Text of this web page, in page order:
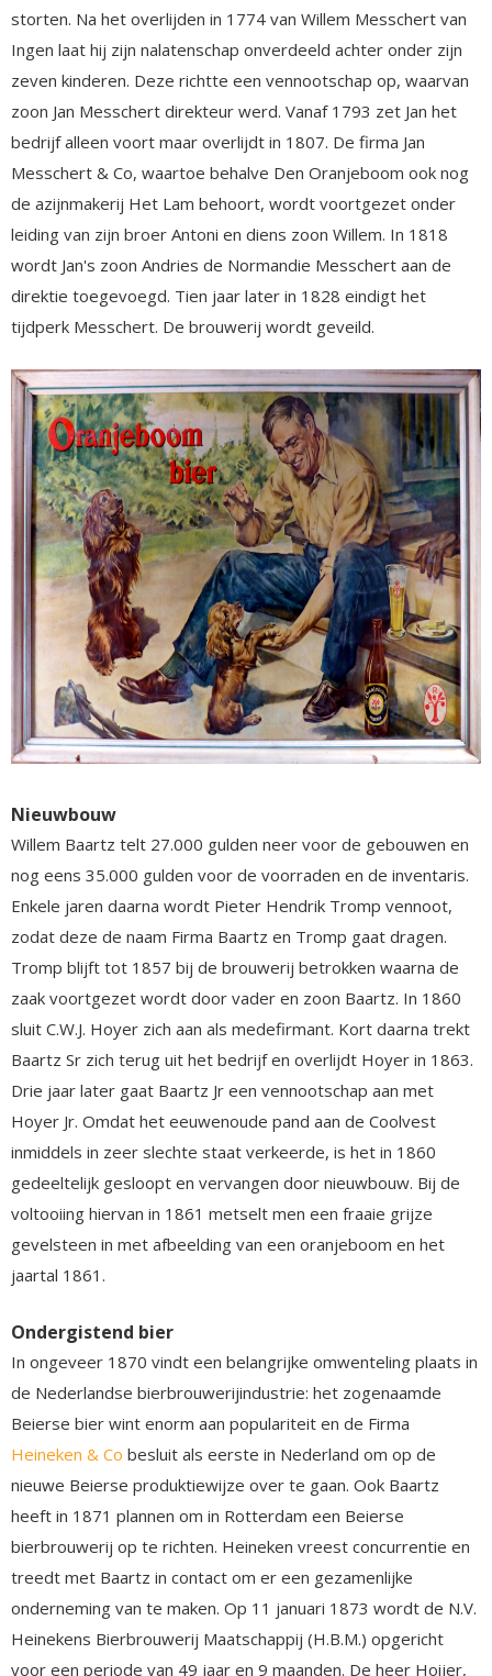
storten. Na het overlijden in 1774 van Willem Messchert van
Ingen laat hij zijn nalatenschap onverdeeld achter onder zijn
zeven kinderen. Deze richtte een vennootschap op, waarvan
zoon Jan Messchert direkteur werd. Vanaf 1793 zet Jan het
bedrijf alleen voort maar overlijdt in 1807. De firma Jan
Messchert & Co, waartoe behalve Den Oranjeboom ook nog
de azijnmakerij Het Lam behoort, wordt voortgezet onder
leiding van zijn broer Antoni en diens zoon Willem. In 1818
wordt Jan's zoon Andries de Normandie Messchert aan de
direktie toegevoegd. Tien jaar later in 1828 eindigt het
tijdperk Messchert. De brouwerij wordt geveild.
Nieuwbouw
Willem Baartz telt 27.000 gulden neer voor de gebouwen en
nog eens 35.000 gulden voor de voorraden en de inventaris.
Enkele jaren daarna wordt Pieter Hendrik Tromp vennoot,
zodat deze de naam Firma Baartz en Tromp gaat dragen.
Tromp blijft tot 1857 bij de brouwerij betrokken waarna de
zaak voortgezet wordt door vader en zoon Baartz. In 1860
sluit C.W.J. Hoyer zich aan als medefirmant. Kort daarna trekt
Baartz Sr zich terug uit het bedrijf en overlijdt Hoyer in 1863.
Drie jaar later gaat Baartz Jr een vennootschap aan met
Hoyer Jr. Omdat het eeuwenoude pand aan de Coolvest
inmiddels in zeer slechte staat verkeerde, is het in 1860
gedeeltelijk gesloopt en vervangen door nieuwbouw. Bij de
voltooiing hiervan in 1861 metselt men een fraaie grijze
gevelsteen in met afbeelding van een oranjeboom en het
jaartal 1861.
Ondergistend bier
In ongeveer 1870 vindt een belangrijke omwenteling plaats in
de Nederlandse bierbrouwerijindustrie: het zogenaamde
Beierse bier wint enorm aan populariteit en de Firma
Heineken & Co besluit als eerste in Nederland om op de
nieuwe Beierse produktiewijze over te gaan. Ook Baartz
heeft in 1871 plannen om in Rotterdam een Beierse
bierbrouwerij op te richten. Heineken vreest concurrentie en
treedt met Baartz in contact om er een gezamenlijke
onderneming van te maken. Op 11 januari 1873 wordt de N.V.
Heinekens Bierbrouwerij Maatschappij (H.B.M.) opgericht
voor een periode van 49 jaar en 9 maanden. De heer Hoijer,